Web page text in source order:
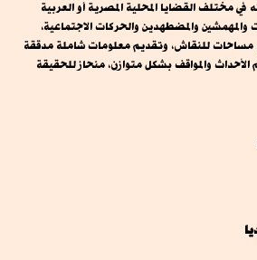
مختلف القضايا المحلية المصرية أو العربية
والمهمشين والمضطهدين والحركات الاجتماعية،
مساحات للنقاش، وتقديم معلومات شاملة مدققة
والمواقف بشكل متوازن، منحاز للحقيقة